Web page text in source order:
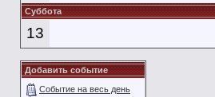
Суббота
13
Добавить событие
Событие на весь день